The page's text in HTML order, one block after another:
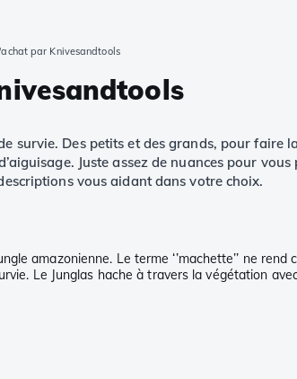
par Knivesandtools
survie. Des petits et des grands, pour
Juste assez de nuances pour
vous aidant dans votre choix.
amazonienne. Le terme ‘’machette’’ ne
Le Junglas hache à travers la végétation